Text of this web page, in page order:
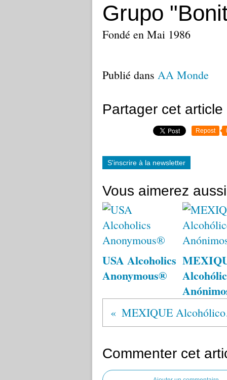
Grupo
Fondé en Mai 1986
Publié dans AA Monde
Partager cet article
Repost
S'inscrire à la newsletter
Vous aimerez
USA Alcoholics
Anonymous®
Commenter cet